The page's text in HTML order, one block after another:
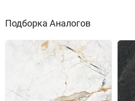
Подборка Аналогов